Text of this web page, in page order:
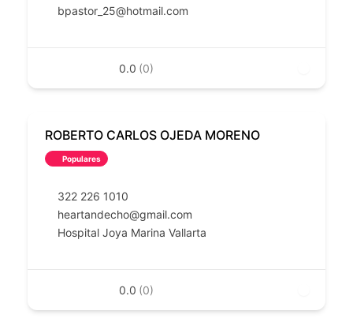
bpastor_25@hotmail.com
0.0 (0)
ROBERTO CARLOS OJEDA MORENO
Populares
322 226 1010
heartandecho@gmail.com
Hospital Joya Marina Vallarta
0.0 (0)